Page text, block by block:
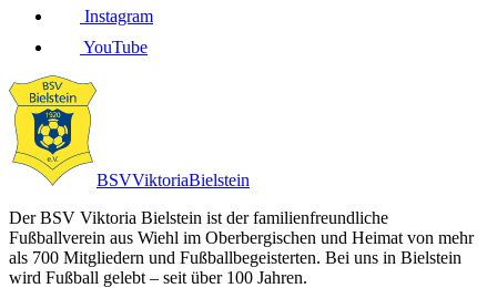
Instagram
YouTube
BSVViktoriaBielstein
Der BSV Viktoria Bielstein ist der familienfreundliche
Fußballverein aus Wiehl im Oberbergischen und Heimat von mehr
als 700 Mitgliedern und Fußballbegeisterten. Bei uns in Bielstein
wird Fußball gelebt – seit über 100 Jahren.